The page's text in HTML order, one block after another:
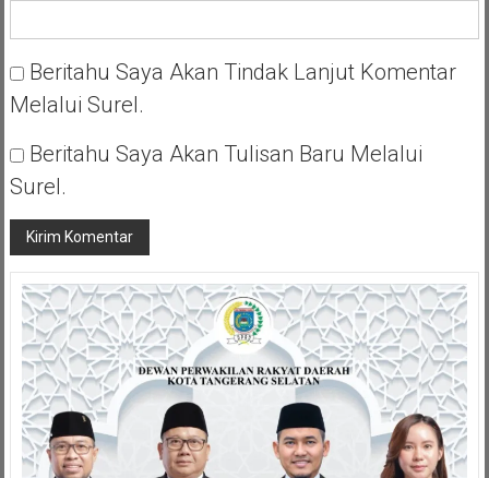
Beritahu Saya Akan Tindak Lanjut Komentar
Melalui Surel.
Beritahu Saya Akan Tulisan Baru Melalui
Surel.